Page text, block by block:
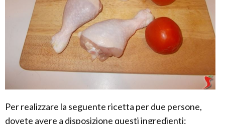
Per realizzare la seguente ricetta per due persone,
dovete avere a disposizione questi ingredienti: